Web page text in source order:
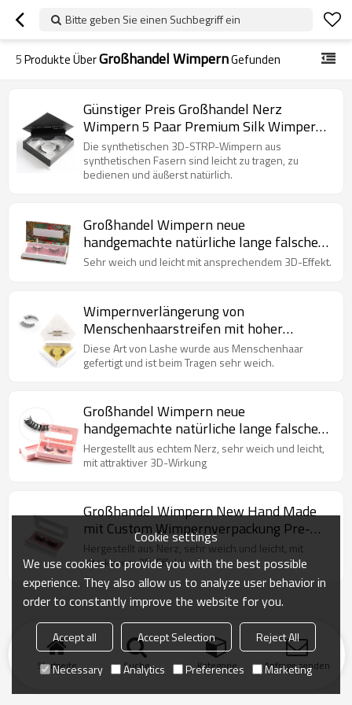
Bitte geben Sie einen Suchbegriff ein
5Produkte ÜberGroßhandel WimpernGefunden
Günstiger Preis Großhandel Nerz
Wimpern 5 Paar Premium Silk Wimpern
Synthetische Wimpern
Die synthetischen 3D-STRP-Wimpern aus
synthetischen Fasern sind leicht zu tragen, zu
bedienen und äußerst natürlich.
Großhandel Wimpern neue
handgemachte natürliche lange falsche
Wimpern mit Custom
Sehr weich und leicht mit ansprechendem 3D-Effekt.
Wimpernverlängerung von
Menschenhaarstreifen mit hoher
Qualität
Diese Art von Lashe wurde aus Menschenhaar
gefertigt und ist beim Tragen sehr weich.
Großhandel Wimpern neue
handgemachte natürliche lange falsche
Wimpern mit Custom
Wimpernverpackung
Hergestellt aus echtem Nerz, sehr weich und leicht,
mit attraktiver 3D-Wirkung
Großhandel Wimpern New Hand Made
mit Custom Wimpernverpackung Pre-
Designed Lash
Hergestellt aus Nerz, sehr weich und leicht, mit
attraktivem 3D-Effekt
Startseite Suche Kategorie Anfrage senden
Cookie settings
We use cookies to provide you with the best possible
experience. They also allow us to analyze user behavior in
order to constantly improve the website for you.
Accept all Accept Selection
Reject All
Necessary
Analytics Preferences Marketing